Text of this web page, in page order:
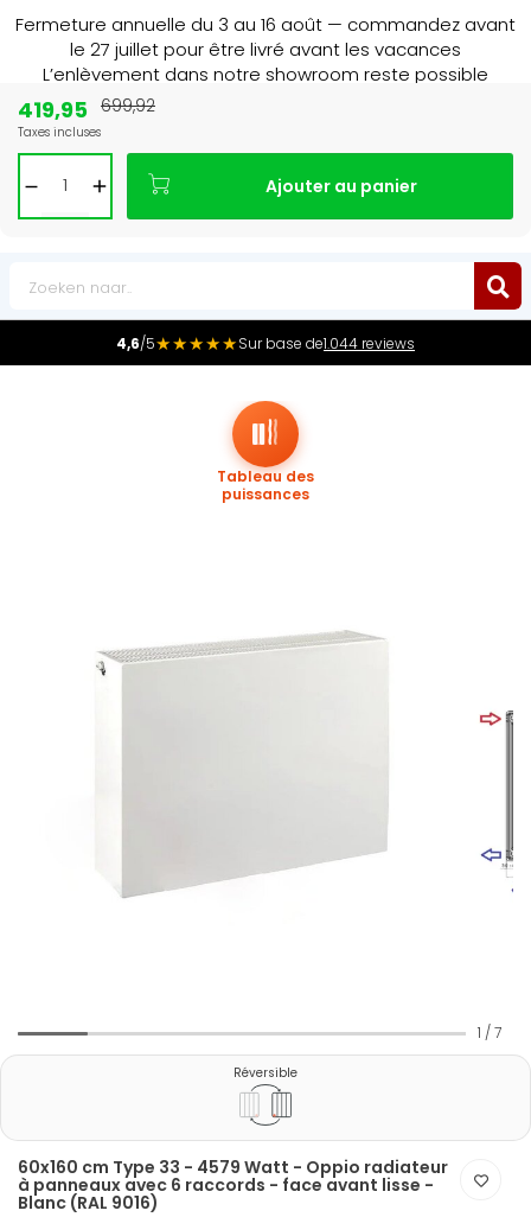
Fermeture annuelle du 3 au 16 août — commandez avant
le 27 juillet pour être livré avant les vacances
L’enlèvement dans notre showroom reste possible
jusqu’au 1er août à 16 h 30.
4,6/5★★★★★Sur base de1.044 reviews
Tableau des
puissances
1 / 7
Réversible
60x160 cm Type 33 - 4579 Watt - Oppio radiateur
à panneaux avec 6 raccords - face avant lisse -
Blanc (RAL 9016)
419,95
Taxes incluses
699,92
Ajouter au panier